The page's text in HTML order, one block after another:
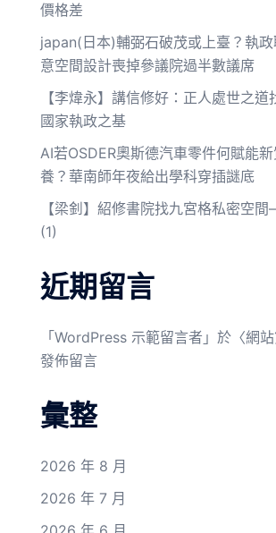
價格差
japan(日本)輔弼石破茂或上臺？執
意空間設計喪掉參議院過半數議席
【李煒永】講信修好：正人處世之
國家執政之基
AI若OSDER奧斯德汽車零件何賦能
養？華南師年夜給出學科穿插謎底
【梁釗】紹修書院找九宮格私密空
(1)
近期留言
「 WordPress 示範留言者 」於〈網
發佈留言
彙整
2026 年 8 月
2026 年 7 月